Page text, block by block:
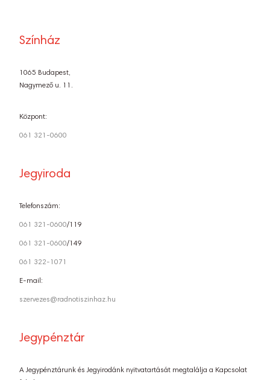
Színház
1065 Budapest,
Nagymező u. 11.
Központ:
061 321-0600
Jegyiroda
Telefonszám:
061 321-0600/119
061 321-0600/149
061 322-1071
E-mail:
szervezes@radnotiszinhaz.hu
Jegypénztár
A Jegypénztárunk és Jegyirodánk nyitvatartását megtalálja a Kapcsolat